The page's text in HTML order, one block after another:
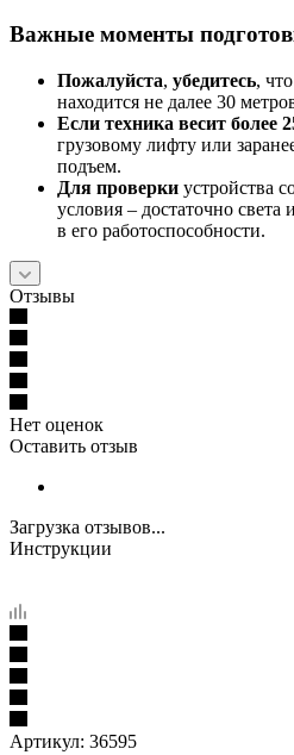
Важные моменты
Пожалуйста, убедитесь,
находится не далее 30
Если техника весит более
грузовому лифту или
подъем.
Для проверки устройства
условия – достаточно
в его работоспособности.
Отзывы
Нет оценок
Оставить отзыв
Загрузка отзывов...
Инструкции
Артикул: 36595